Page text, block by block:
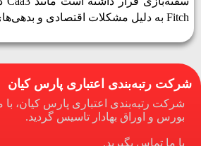
Fitch به دلیل مشکلات اقتصادی و بدهی‌های بالای دولت.
شرکت رتبه‌بندی اعتباری پارس کیان
شرکت رتبه‌بندی اعتباری پارس کیان،
بورس و اوراق بهادار تاسیس گردید.
با ما تماس بگیرید.